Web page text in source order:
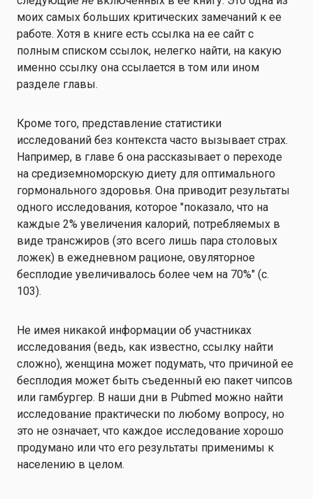
моих самых больших критических замечаний к ее
работе. Хотя в книге есть ссылка на ее сайт с
полным списком ссылок, нелегко найти, на какую
именно ссылку она ссылается в том или ином
разделе главы.
Кроме того, представление статистики
исследований без контекста часто вызывает страх.
Например, в главе 6 она рассказывает о переходе
на средиземноморскую диету для оптимального
гормонального здоровья. Она приводит результаты
одного исследования, которое "показало, что на
каждые 2% увеличения калорий, потребляемых в
виде трансжиров (это всего лишь пара столовых
ложек) в ежедневном рационе, овуляторное
бесплодие увеличивалось более чем на 70%" (с.
103).
Не имея никакой информации об участниках
исследования (ведь, как известно, ссылку найти
сложно), женщина может подумать, что причиной ее
бесплодия может быть съеденный ею пакет чипсов
или гамбургер. В наши дни в Pubmed можно найти
исследование практически по любому вопросу, но
это не означает, что каждое исследование хорошо
продумано или что его результаты применимы к
населению в целом.